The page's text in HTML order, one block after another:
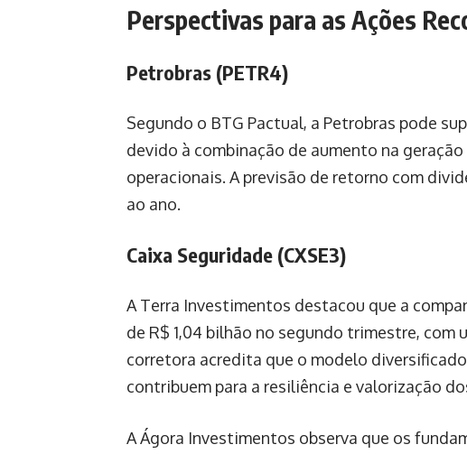
Perspectivas para as Ações
Petrobras (PETR4)
Segundo o BTG Pactual, a Petrobras pode
devido à combinação de aumento na
operacionais. A previsão de retorno com
ao ano.
Caixa Seguridade (CXSE3)
A Terra Investimentos destacou que a
de R$ 1,04 bilhão no segundo trimestre, com
corretora acredita que o modelo
contribuem para a resiliência e valorização
A Ágora Investimentos observa que os